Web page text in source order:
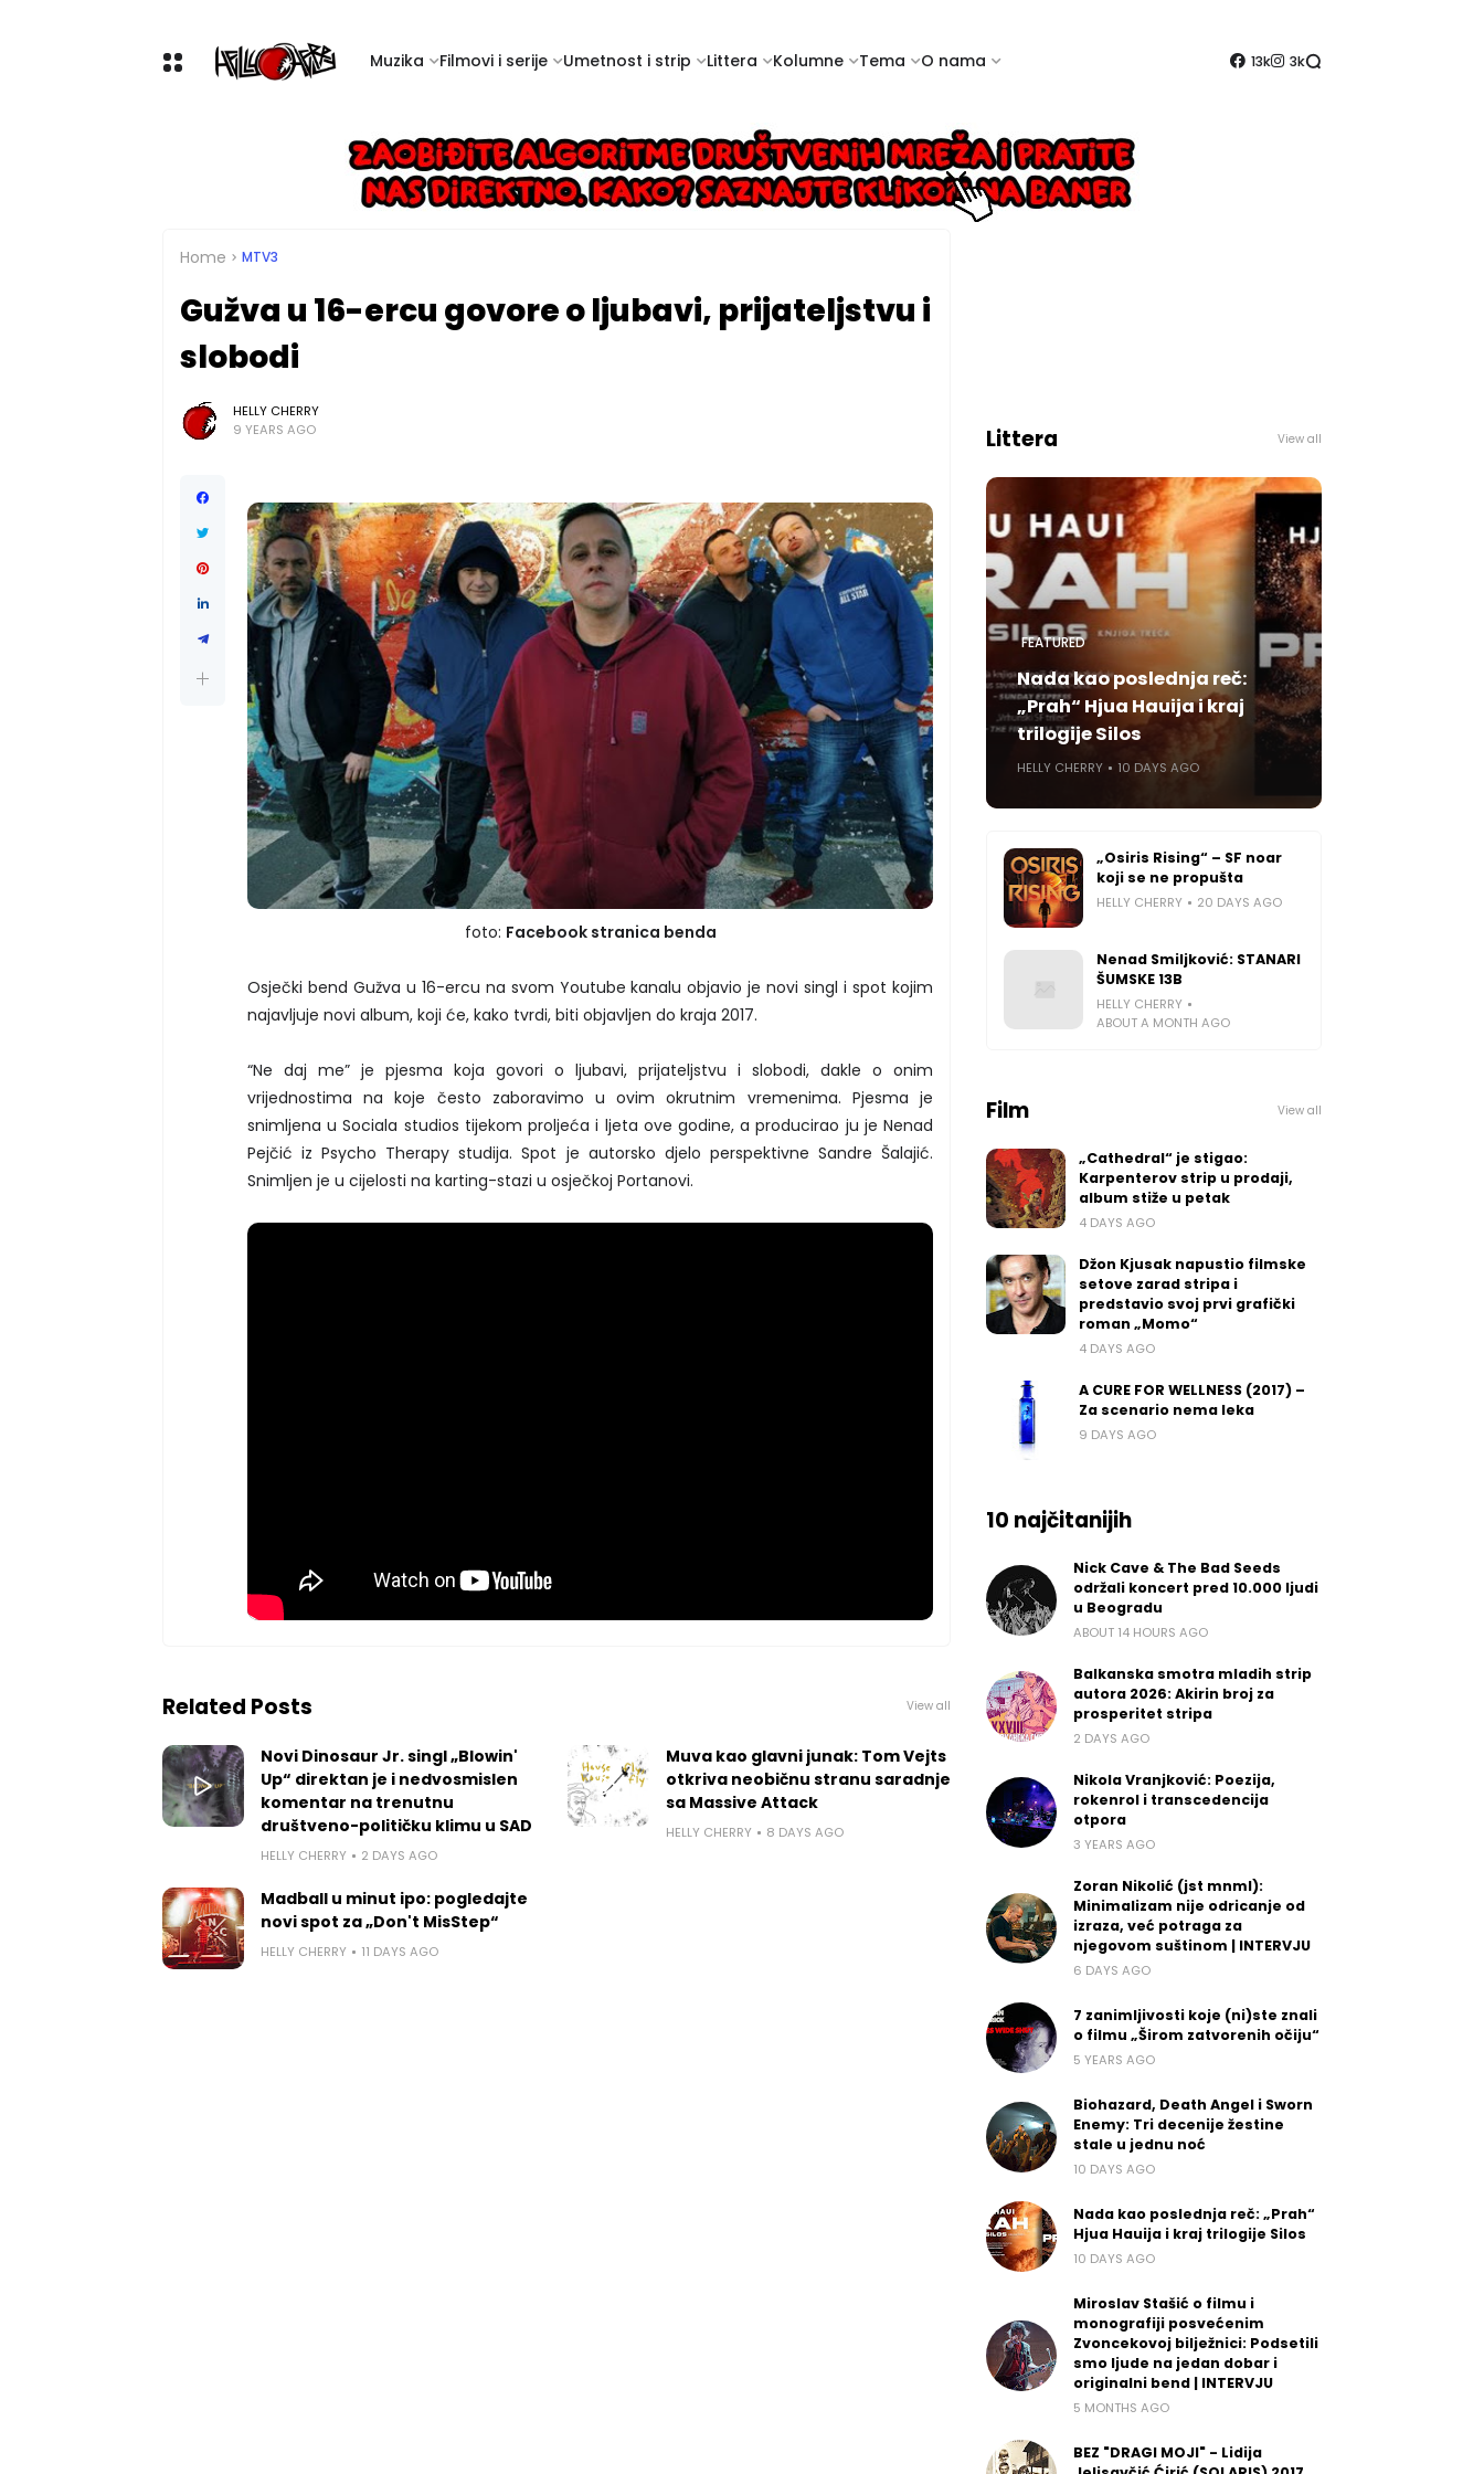
Muzika Filmovi i serije Umetnost i strip Littera Kolumne Tema O nama 13k 3k
Home MTV3
Gužva u 16-ercu govore o ljubavi, prijateljstvu i
slobodi
HELLY CHERRY
9 YEARS AGO
foto: Facebook stranica benda
Osječki bend Gužva u 16-ercu na svom Youtube kanalu objavio je novi singl i spot kojim
najavljuje novi album, koji će, kako tvrdi, biti objavljen do kraja 2017.
“Ne daj me” je pjesma koja govori o ljubavi, prijateljstvu i slobodi, dakle o onim
vrijednostima na koje često zaboravimo u ovim okrutnim vremenima. Pjesma je
snimljena u Sociala studios tijekom proljeća i ljeta ove godine, a producirao ju je Nenad
Pejčić iz Psycho Therapy studija. Spot je autorsko djelo perspektivne Sandre Šalajić.
Snimljen je u cijelosti na karting-stazi u osječkoj Portanovi.
Related Posts View all
Novi Dinosaur Jr. singl „Blowin'
Up“ direktan je i nedvosmislen
komentar na trenutnu
društveno-političku klimu u SAD
HELLY CHERRY 2 DAYS AGO
Muva kao glavni junak: Tom Vejts
otkriva neobičnu stranu saradnje
sa Massive Attack
HELLY CHERRY 8 DAYS AGO
Madball u minut ipo: pogledajte
novi spot za „Don't MisStep“
HELLY CHERRY 11 DAYS AGO
Littera View all
FEATURED
Nada kao poslednja reč:
„Prah“ Hjua Hauija i kraj
trilogije Silos
HELLY CHERRY 10 DAYS AGO
„Osiris Rising“ – SF noar
koji se ne propušta
HELLY CHERRY 20 DAYS AGO
Nenad Smiljković: STANARI
ŠUMSKE 13B
HELLY CHERRY
ABOUT A MONTH AGO
Film View all
„Cathedral“ je stigao:
Karpenterov strip u prodaji,
album stiže u petak
4 DAYS AGO
Džon Kjusak napustio filmske
setove zarad stripa i
predstavio svoj prvi grafički
roman „Momo“
4 DAYS AGO
A CURE FOR WELLNESS (2017) –
Za scenario nema leka
9 DAYS AGO
10 najčitanijih
Nick Cave & The Bad Seeds
održali koncert pred 10.000 ljudi
u Beogradu
ABOUT 14 HOURS AGO
Balkanska smotra mladih strip
autora 2026: Akirin broj za
prosperitet stripa
2 DAYS AGO
Nikola Vranjković: Poezija,
rokenrol i transcedencija
otpora
3 YEARS AGO
Zoran Nikolić (jst mnml):
Minimalizam nije odricanje od
izraza, već potraga za
njegovom suštinom | INTERVJU
6 DAYS AGO
7 zanimljivosti koje (ni)ste znali
o filmu „Širom zatvorenih očiju“
5 YEARS AGO
Biohazard, Death Angel i Sworn
Enemy: Tri decenije žestine
stale u jednu noć
10 DAYS AGO
Nada kao poslednja reč: „Prah“
Hjua Hauija i kraj trilogije Silos
10 DAYS AGO
Miroslav Stašić o filmu i
monografiji posvećenim
Zvoncekovoj bilježnici: Podsetili
smo ljude na jedan dobar i
originalni bend | INTERVJU
5 MONTHS AGO
BEZ "DRAGI MOJI" - Lidija